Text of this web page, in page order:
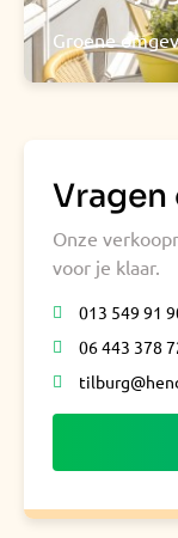
Groene
Vragen
Onze
voor je klaar.
013 549 91
06 443 378